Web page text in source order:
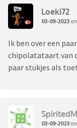
Loeki72
03-09-2023
Ik ben over een
chipolatataart van
paar stukjes als
03-09-2023